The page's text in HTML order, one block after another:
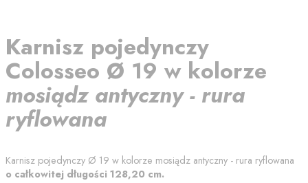
Karnisz pojedynczy
Colosseo Ø 19 w kolorze
mosiądz antyczny - rura
ryflowana
Karnisz pojedynczy Ø 19 w kolorze mosiądz antyczny - rura ryflowana
o całkowitej długości 128,20 cm.